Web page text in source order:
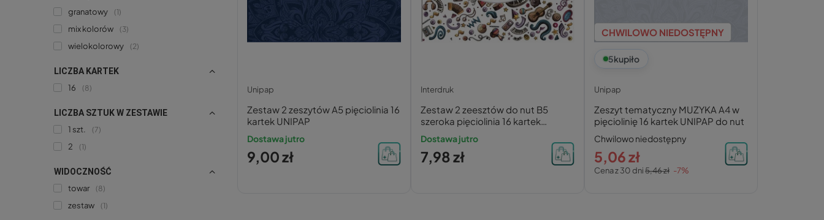
granatowy 1
mix kolorów 3
wielokolorowy 2
LICZBA KARTEK
16
8
LICZBA SZTUK W ZESTAWIE
1 szt.
7
2 1
WIDOCZNOŚĆ
towar
8
zestaw 1
Unipap
Zestaw 2 zeszytów A5 pięciolinia 16
kartek UNIPAP
Dostawa jutro
9,00 zł
Interdruk
Zestaw 2 zeesztów do nut B5
szeroka pięciolinia 16 kartek
INTERDRUK
Dostawa jutro
7,98 zł
CHWILOWO NIEDOSTĘPNY
5kupiło
Unipap
Zeszyt tematyczny MUZYKA A4 w
pięciolinię 16 kartek UNIPAP do nut
Chwilowo niedostępny
Cena z 30 dni5,46 zł -7%
5,06 zł